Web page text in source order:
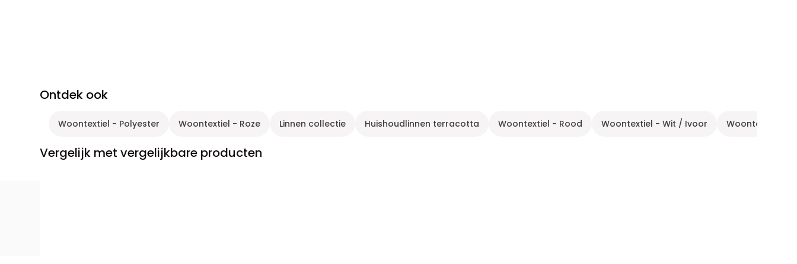
Ontdek ook
Woontextiel - Polyester Woontextiel - Roze Linnen collectie Huishoudlinnen terracotta Woontextiel - Rood Woontextiel - Wit / Ivoor Woontextiel -
Vergelijk met vergelijkbare producten